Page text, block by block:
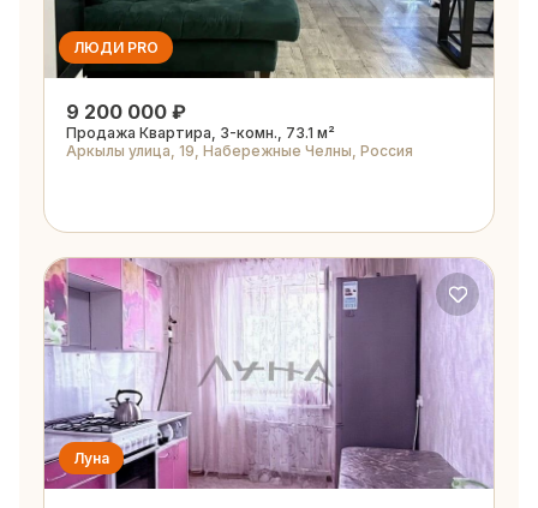
ЛЮДИ PRO
9 200 000 ₽
Продажа Квартира, 3-комн., 73.1 м²
Аркылы улица, 19, Набережные Челны, Россия
Луна